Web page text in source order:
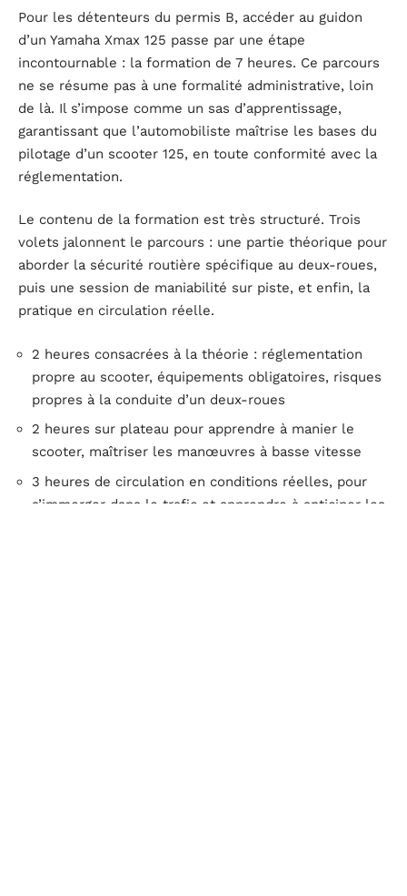
Pour les détenteurs du permis B, accéder au guidon
d’un Yamaha Xmax 125 passe par une étape
incontournable : la formation de 7 heures. Ce parcours
ne se résume pas à une formalité administrative, loin
de là. Il s’impose comme un sas d’apprentissage,
garantissant que l’automobiliste maîtrise les bases du
pilotage d’un scooter 125, en toute conformité avec la
réglementation.
Le contenu de la formation est très structuré. Trois
volets jalonnent le parcours : une partie théorique pour
aborder la sécurité routière spécifique au deux-roues,
puis une session de maniabilité sur piste, et enfin, la
pratique en circulation réelle.
2 heures consacrées à la théorie : réglementation
propre au scooter, équipements obligatoires, risques
propres à la conduite d’un deux-roues
2 heures sur plateau pour apprendre à manier le
scooter, maîtriser les manœuvres à basse vitesse
3 heures de circulation en conditions réelles, pour
s’immerger dans le trafic et apprendre à anticiper les